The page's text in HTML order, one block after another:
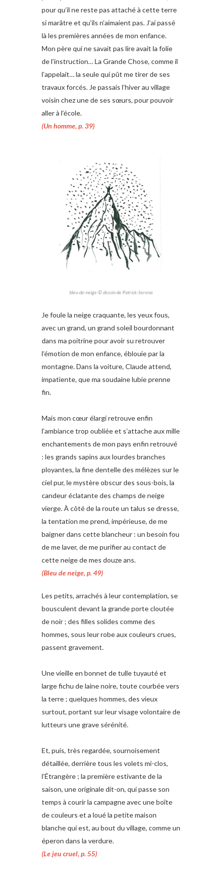
pour qu’il ne reste pas attaché à cette terre
si marâtre et qu’ils n’aimaient pas. J’ai passé
là les premières années de mon enfance.
Mon père qui ne savait pas lire avait la folie
de l’instruction… La Grande Chose, comme il
l’appelait… la seule qui pût me tirer de ses
travaux forcés. Je passais l’hiver au village
voisin chez une de ses sœurs, pour pouvoir
aller à l’école.
(Un homme, p. 39)
bleu-de-neige-© dessin de Patrick-Serena
Je foule la neige craquante, les yeux fous,
avec un grand, un grand soleil bourdonnant
dans ma poitrine pour avoir su retrouver
l’émotion de mon enfance, éblouie par la
montagne. Dans la voiture, Claude attend,
impatiente, que ma soudaine lubie prenne
fin.
Mais mon cœur élargi retrouve enfin
l’ambiance trop oubliée et s’attache aux mille
enchantements de mon pays enfin retrouvé
: les grands sapins aux lourdes branches
ployantes, la fine dentelle des mélèzes sur le
ciel pur, le mystère obscur des sous-bois, la
candeur éclatante des champs de neige
vierge. À côté de la route un talus se dresse,
la tentation me prend, impérieuse, de me
baigner dans cette blancheur : un besoin fou
de me laver, de me purifier au contact de
cette neige de mes douze ans.
(Bleu de neige, p. 49)
Les petits, arrachés à leur contemplation, se
bousculent devant la grande porte cloutée
de noir ; des filles solides comme des
hommes, sous leur robe aux couleurs crues,
passent gravement.
Une vieille en bonnet de tulle tuyauté et
large fichu de laine noire, toute courbée vers
la terre ; quelques hommes, des vieux
surtout, portant sur leur visage volontaire de
lutteurs une grave sérénité.
Et, puis, très regardée, sournoisement
détaillée, derrière tous les volets mi-clos,
l’Étrangère ; la première estivante de la
saison, une originale dit-on, qui passe son
temps à courir la campagne avec une boîte
de couleurs et a loué la petite maison
blanche qui est, au bout du village, comme un
éperon dans la verdure.
(Le jeu cruel, p. 55)